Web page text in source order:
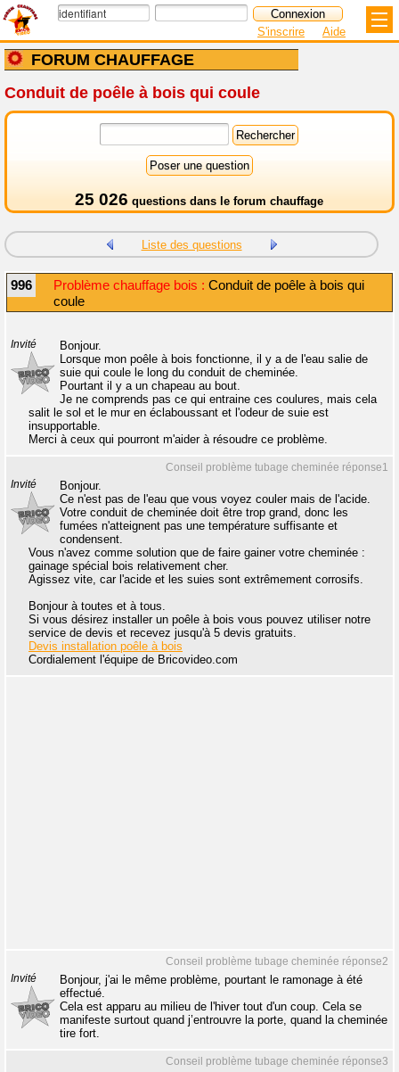
FORUM CHAUFFAGE
S'inscrire Aide
Conduit de poêle à bois qui coule
25 026 questions dans le forum chauffage
Liste des questions
996 Problème chauffage bois : Conduit de poêle à bois qui
coule
Invité
Bonjour.
Lorsque mon poêle à bois fonctionne, il y a de l'eau salie de
suie qui coule le long du conduit de cheminée.
Pourtant il y a un chapeau au bout.
Je ne comprends pas ce qui entraine ces coulures, mais cela
salit le sol et le mur en éclaboussant et l'odeur de suie est
insupportable.
Merci à ceux qui pourront m'aider à résoudre ce problème.
Conseil problème tubage cheminée réponse1
Invité
Bonjour.
Ce n'est pas de l'eau que vous voyez couler mais de l'acide.
Votre conduit de cheminée doit être trop grand, donc les
fumées n'atteignent pas une température suffisante et
condensent.
Vous n'avez comme solution que de faire gainer votre cheminée :
gainage spécial bois relativement cher.
Agissez vite, car l'acide et les suies sont extrêmement corrosifs.
Bonjour à toutes et à tous.
Si vous désirez installer un poêle à bois vous pouvez utiliser notre
service de devis et recevez jusqu'à 5 devis gratuits.
Devis installation poêle à bois
Cordialement l'équipe de Bricovideo.com
Conseil problème tubage cheminée réponse2
Invité
Bonjour, j'ai le même problème, pourtant le ramonage à été
effectué.
Cela est apparu au milieu de l'hiver tout d'un coup. Cela se
manifeste surtout quand j’entrouvre la porte, quand la cheminée
tire fort.
Conseil problème tubage cheminée réponse3